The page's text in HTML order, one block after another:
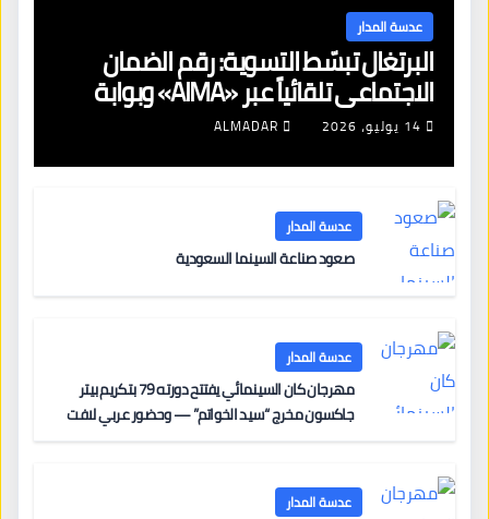
عدسة المدار
البرتغال تبسّط التسوية: رقم الضمان
الاجتماعي تلقائياً عبر «AIMA» وبوابة
جديدة لتجديد الإقامات
14 يوليو، 2026 ALMADAR
عدسة المدار
صعود صناعة السينما السعودية
عدسة المدار
مهرجان كان السينمائي يفتتح دورته 79 بتكريم بيتر
جاكسون مخرج “سيد الخواتم” — وحضور عربي لافت
عدسة المدار